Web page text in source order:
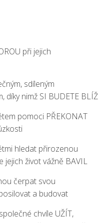
při jejich
sdíleným
díky nimž SI BUDETE BLÍŽ
pomoci PŘEKONAT
hledat přirozenou
jejich život vážně BAVIL
čerpat svou
a budovat
chvíle UŽÍT,